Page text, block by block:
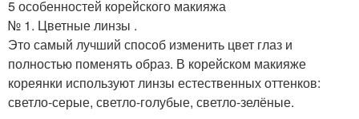
5 особенностей корейского макияжа
№ 1. Цветные линзы .
Это самый лучший способ изменить цвет глаз и
полностью поменять образ. В корейском макияже
кореянки используют линзы естественных оттенков:
светло-серые, светло-голубые, светло-зелёные.